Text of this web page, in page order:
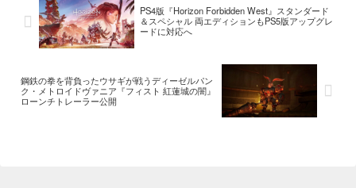
PS4版『Horizon Forbidden West』スタンダード
＆スペシャル 両エディションもPS5版アップグレ
ードに対応へ
鋼鉄の拳を背負ったウサギが戦うディーゼルパン
ク・メトロイドヴァニア『フィスト 紅蓮城の闇』
ローンチトレーラー公開